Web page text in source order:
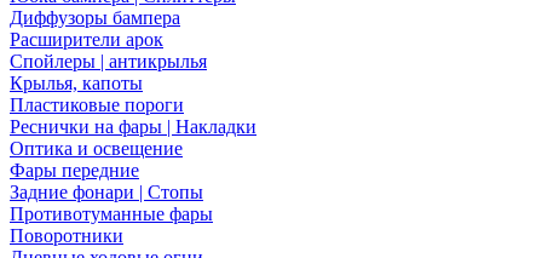
Диффузоры бампера
Расширители арок
Спойлеры | антикрылья
Крылья, капоты
Пластиковые пороги
Реснички на фары | Накладки
Оптика и освещение
Фары передние
Задние фонари | Стопы
Противотуманные фары
Поворотники